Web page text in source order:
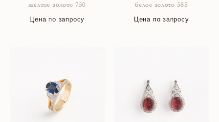
желтое золото 750
Цена по запросу
белое золото 585
Цена по запросу